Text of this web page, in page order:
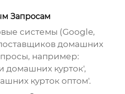
Запросам
системы (Google,
домашних
например:
домашних курток',
курток оптом'.